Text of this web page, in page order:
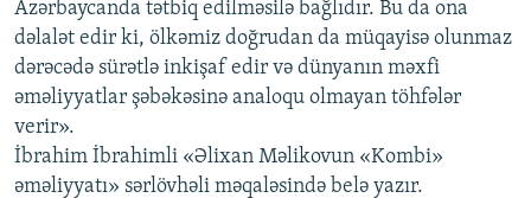
Azərbaycanda tətbiq edilməsilə bağlıdır. Bu da ona
dəlalət edir ki, ölkəmiz doğrudan da müqayisə olunmaz
dərəcədə sürətlə inkişaf edir və dünyanın məxfi
əməliyyatlar şəbəkəsinə analoqu olmayan töhfələr
verir».
İbrahim İbrahimli «Əlixan Məlikovun «Kombi»
əməliyyatı» sərlövhəli məqaləsində belə yazır.